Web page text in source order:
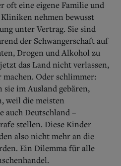
oft eine eigene Familie und
nehmen bewusst
unter Vertrag. Sie sind
der Schwangerschaft auf
Drogen und Alkohol zu
das Land nicht verlassen,
Oder schlimmer:
im Ausland gebären,
weil die meisten
auch Deutschland –
stellen. Diese Kinder
also nicht mehr an die
Ein Dilemma für alle